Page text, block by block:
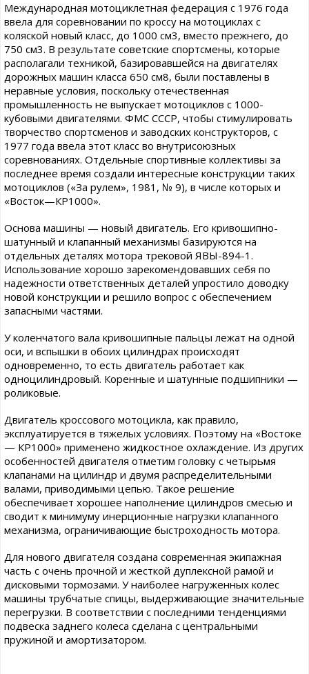
Международная мотоциклетная федерация с 1976 года
ввела для соревновании по кроссу на мотоциклах с
коляской новый класс, до 1000 см3, вместо прежнего, до
750 см3. В результате советские спортсмены, которые
располагали техникой, базировавшейся на двигателях
дорожных машин класса 650 см8, были поставлены в
неравные условия, поскольку отечественная
промышленность не выпускает мотоциклов с 1000-
кубовыми двигателями. ФМС СССР, чтобы стимулировать
творчество спортсменов и заводских конструкторов, с
1977 года ввела этот класс во внутрисоюзных
соревнованиях. Отдельные спортивные коллективы за
последнее время создали интересные конструкции таких
мотоциклов («За рулем», 1981, № 9), в числе которых и
«Восток—КР1000».
Основа машины — новый двигатель. Его кривошипно-
шатунный и клапанный механизмы базируются на
отдельных деталях мотора трековой ЯВЫ-894-1.
Использование хорошо зарекомендовавших себя по
надежности ответственных деталей упростило доводку
новой конструкции и решило вопрос с обеспечением
запасными частями.
У коленчатого вала кривошипные пальцы лежат на одной
оси, и вспышки в обоих цилиндрах происходят
одновременно, то есть двигатель работает как
одноцилиндровый. Коренные и шатунные подшипники —
роликовые.
Двигатель кроссового мотоцикла, как правило,
эксплуатируется в тяжелых условиях. Поэтому на «Востоке
— КР1000» применено жидкостное охлаждение. Из других
особенностей двигателя отметим головку с четырьмя
клапанами на цилиндр и двумя распределительными
валами, приводимыми цепью. Такое решение
обеспечивает хорошее наполнение цилиндров смесью и
сводит к минимуму инерционные нагрузки клапанного
механизма, ограничивающие быстроходность мотора.
Для нового двигателя создана современная экипажная
часть с очень прочной и жесткой дуплексной рамой и
дисковыми тормозами. У наиболее нагруженных колес
машины трубчатые спицы, выдерживающие значительные
перегрузки. В соответствии с последними тенденциями
подвеска заднего колеса сделана с центральными
пружиной и амортизатором.